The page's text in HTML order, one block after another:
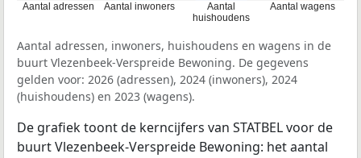
Aantal adressen Aantal inwoners
Aantal
huishoudens
Aantal wagens
Aantal adressen, inwoners, huishoudens en wagens in de
buurt Vlezenbeek-Verspreide Bewoning. De gegevens
gelden voor: 2026 (adressen), 2024 (inwoners), 2024
(huishoudens) en 2023 (wagens).
De grafiek toont de kerncijfers van STATBEL voor de
buurt Vlezenbeek-Verspreide Bewoning: het aantal